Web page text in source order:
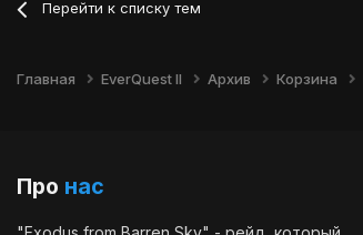
Перейти к списку тем
Главная EverQuest II Архив Корзина
Про нас